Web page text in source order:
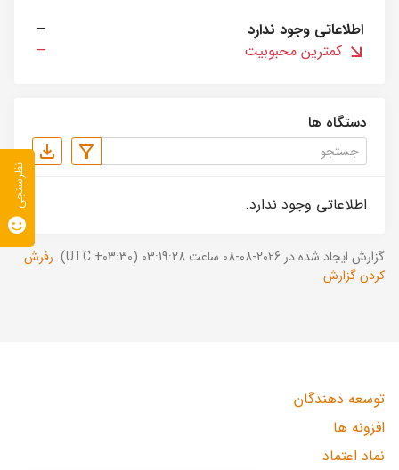
اطلاعاتی وجود ندارد
—
کمترین محبوبیت
—
دستگاه ها
اطلاعاتی وجود ندارد.
گزارش ایجاد شده در 2026-08-08 ساعت 03:19:28 (UTC +03:30).
رفرش
کردن گزارش
توسعه دهندگان
افزونه ها
نماد اعتماد
نظرسنجی